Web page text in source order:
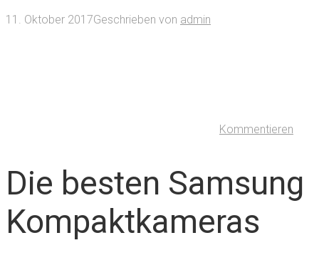
11. Oktober 2017Geschrieben von admin
Kommentieren
Die besten Samsung
Kompaktkameras